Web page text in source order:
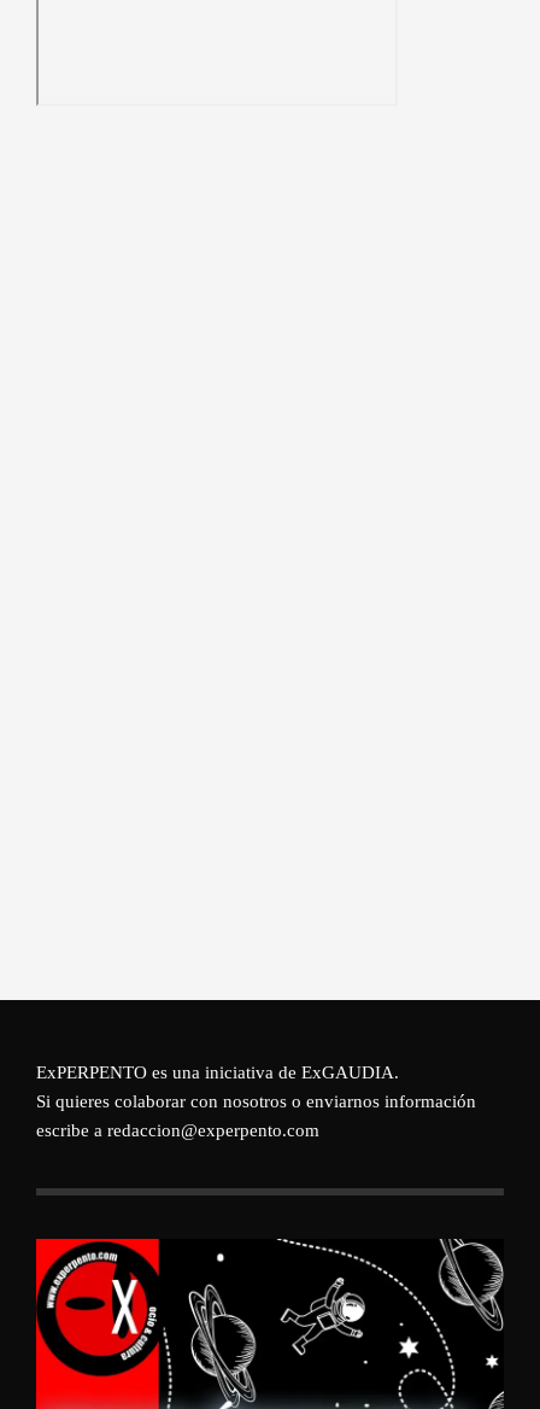
ExPERPENTO es una iniciativa de ExGAUDIA.
Si quieres colaborar con nosotros o enviarnos información
escribe a redaccion@experpento.com